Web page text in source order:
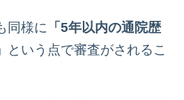
同様に 「5年以内の通院歴
という点で審査がされるこ